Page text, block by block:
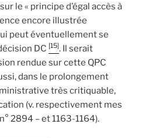
le « principe d’égal accès à
encore illustrée
peut éventuellement se
DC [15]. Il serait
rendue sur cette QPC
dans le prolongement
très critiquable,
(v. respectivement mes
2894 – et 1163-1164).